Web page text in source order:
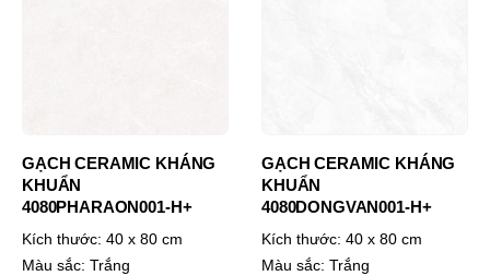
GẠCH CERAMIC KHÁNG
KHUẨN
4080PHARAON001-H+
Kích thước: 40 x 80 cm
Màu sắc: Trắng
GẠCH CERAMIC KHÁNG
KHUẨN
4080DONGVAN001-H+
Kích thước: 40 x 80 cm
Màu sắc: Trắng